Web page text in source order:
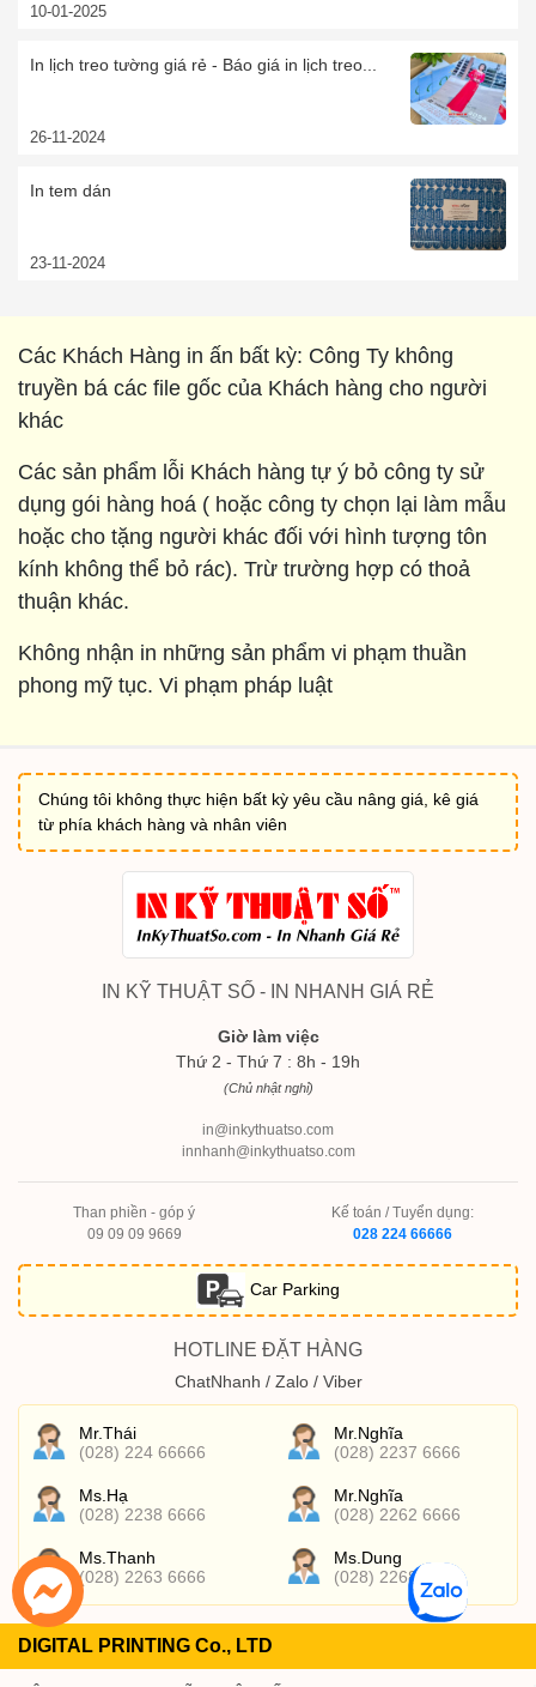
10-01-2025
In lịch treo tường giá rẻ - Báo giá in lịch treo...
26-11-2024
In tem dán
23-11-2024
Các Khách Hàng in ấn bất kỳ: Công Ty không
truyền bá các file gốc của Khách hàng cho người
khác
Các sản phẩm lỗi Khách hàng tự ý bỏ công ty sử
dụng gói hàng hoá ( hoặc công ty chọn lại làm mẫu
hoặc cho tặng người khác đối với hình tượng tôn
kính không thể bỏ rác). Trừ trường hợp có thoả
thuận khác.
Không nhận in những sản phẩm vi phạm thuần
phong mỹ tục. Vi phạm pháp luật
Chúng tôi không thực hiện bất kỳ yêu cầu nâng giá, kê giá
từ phía khách hàng và nhân viên
IN KỸ THUẬT SỐ - IN NHANH GIÁ RẺ
Giờ làm việc
Thứ 2 - Thứ 7 : 8h - 19h
(Chủ nhật nghỉ)
in@inkythuatso.com
innhanh@inkythuatso.com
Than phiền - góp ý
09 09 09 9669
Kế toán / Tuyển dụng:
028 224 66666
Car Parking
HOTLINE ĐẶT HÀNG
ChatNhanh / Zalo / Viber
Mr.Thái
(028) 224 66666
Mr.Nghĩa
(028) 2237 6666
Ms.Hạ
(028) 2238 6666
Mr.Nghĩa
(028) 2262 6666
Ms.Thanh
(028) 2263 6666
Ms.Dung
(028) 2268 6666
DIGITAL PRINTING Co., LTD